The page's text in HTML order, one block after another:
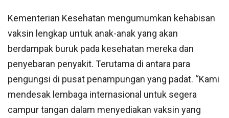
Kementerian Kesehatan mengumumkan kehabisan
vaksin lengkap untuk anak-anak yang akan
berdampak buruk pada kesehatan mereka dan
penyebaran penyakit. Terutama di antara para
pengungsi di pusat penampungan yang padat. “Kami
mendesak lembaga internasional untuk segera
campur tangan dalam menyediakan vaksin yang